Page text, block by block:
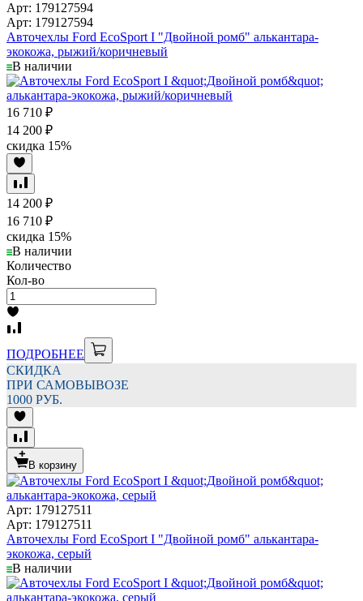
Арт: 179127594
Арт: 179127594
Авточехлы Ford EcoSport I "Двойной ромб" алькантара-
экокожа, рыжий/коричневый
В наличии
16 710 ₽
14 200 ₽
скидка 15%
14 200 ₽
16 710 ₽
скидка 15%
В наличии
Количество
Кол-во
ПОДРОБНЕЕ
СКИДКА
ПРИ САМОВЫВОЗЕ
1000 РУБ.
В корзину
Арт: 179127511
Арт: 179127511
Авточехлы Ford EcoSport I "Двойной ромб" алькантара-
экокожа, серый
В наличии